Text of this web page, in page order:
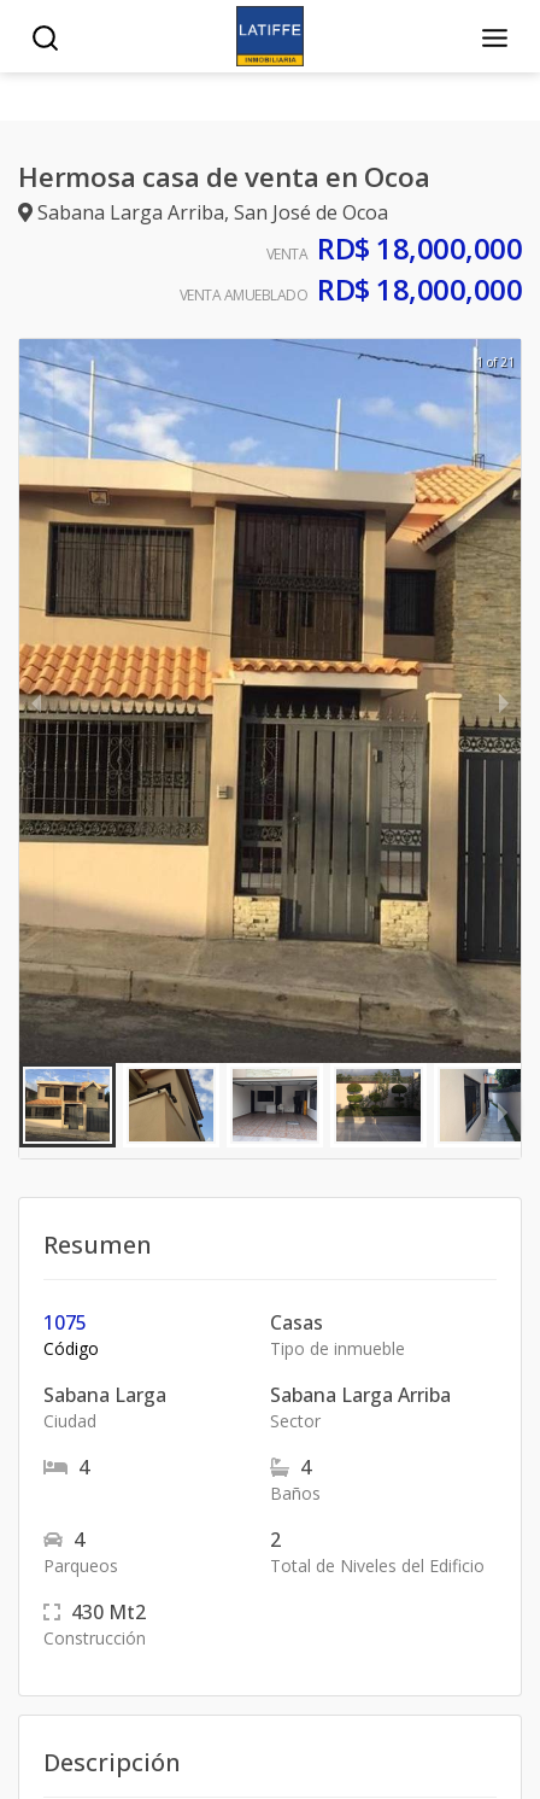
Hermosa casa de venta en Ocoa
Sabana Larga Arriba, San José de Ocoa
VENTA RD$ 18,000,000
VENTA AMUEBLADO RD$ 18,000,000
1 of 21
Resumen
1075
Código
Casas
Tipo de inmueble
Sabana Larga
Ciudad
Sabana Larga Arriba
Sector
4 4
Baños
4
Parqueos
2
Total de Niveles del Edificio
430 Mt2
Construcción
Descripción